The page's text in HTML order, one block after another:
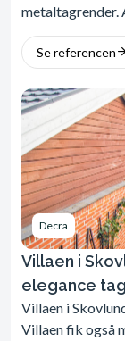
metaltagrender.
Se referencen
Decra
Villaen i
elegance
Villaen i
Villaen fik også